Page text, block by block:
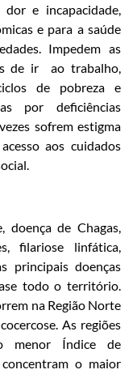
e incapacidade,
e para a saúde
Impedem as
de ir ao trabalho,
de pobreza e
por deficiências
sofrem estigma
aos cuidados
doença de Chagas,
filariose linfática,
principais doenças
todo o território.
na Região Norte
As regiões
menor Índice de
o maior